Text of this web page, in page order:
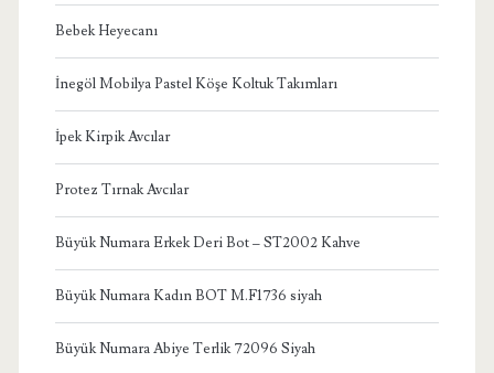
Bebek Heyecanı
İnegöl Mobilya Pastel Köşe Koltuk Takımları
İpek Kirpik Avcılar
Protez Tırnak Avcılar
Büyük Numara Erkek Deri Bot – ST2002 Kahve
Büyük Numara Kadın BOT M.F1736 siyah
Büyük Numara Abiye Terlik 72096 Siyah